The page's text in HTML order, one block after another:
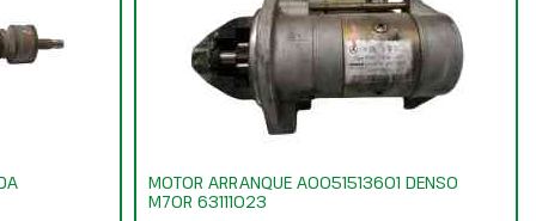
MOTOR ARRANQUE A0051513601 DENSO
M70R 63111023